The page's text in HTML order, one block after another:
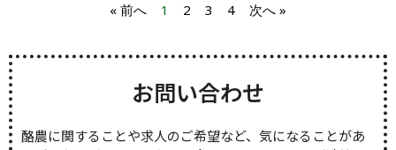
« 前へ 1 2 3 4 次へ »
お問い合わせ
酪農に関することや求人のご希望など、気になることがあ